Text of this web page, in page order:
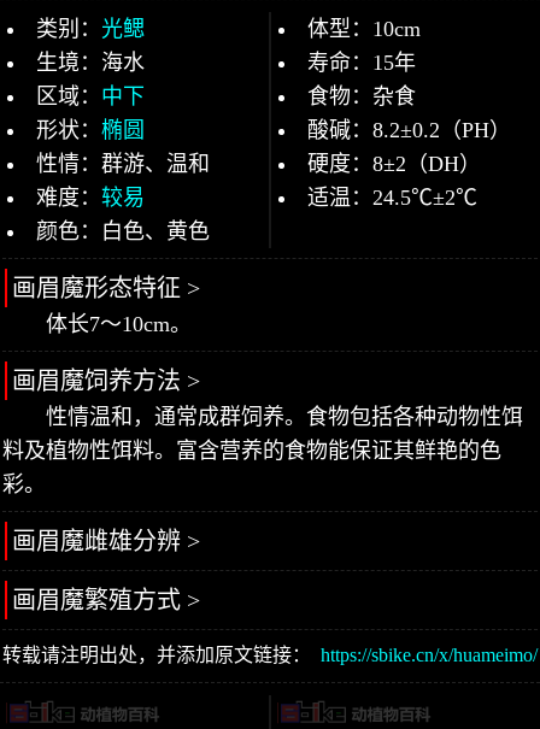
类别： 光鳃
生境：海水
区域： 中下
形状： 椭圆
性情：群游、温和
难度： 较易
颜色：白色、黄色
体型：10cm
寿命：15年
食物：杂食
酸碱：8.2±0.2（PH）
硬度：8±2（DH）
适温：24.5℃±2℃
画眉魔形态特征 >
体长7～10cm。
画眉魔饲养方法 >
性情温和，通常成群饲养。食物包括各种动物性饵
料及植物性饵料。富含营养的食物能保证其鲜艳的色
彩。
画眉魔雌雄分辨 >
画眉魔繁殖方式 >
转载请注明出处，并添加原文链接： https://sbike.cn/x/huameimo/